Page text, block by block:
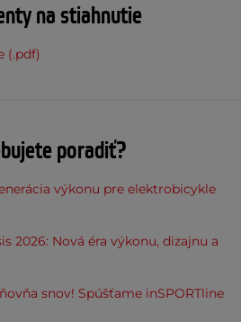
na stiahnutie
(.pdf)
poradiť?
výkonu pre elektrobicykle
2026: Nová éra výkonu, dizajnu a
snov! Spúšťame inSPORTline